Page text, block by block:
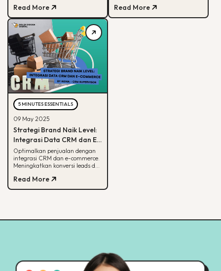
Read More
Google
Read More
5 MINUTES ESSENTIALS
09 May 2025
Strategi Brand Naik Level:
Integrasi Data CRM dan E-
commerce
Optimalkan penjualan dengan
integrasi CRM dan e-commerce.
Meningkatkan konversi leads dan
terarah
Read More